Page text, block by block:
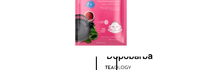
Shampoo
uomo
Dopobarba